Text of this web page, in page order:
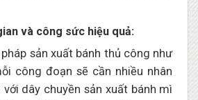
và công sức hiệu quả:
sản xuất bánh thủ công như
công đoạn sẽ cần nhiều nhân
với dây chuyền sản xuất bánh mì